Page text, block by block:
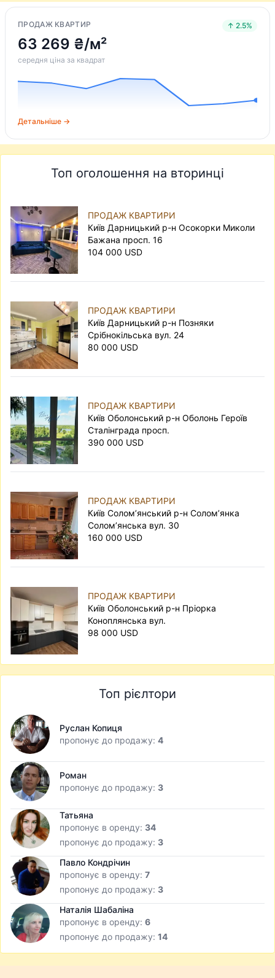
ПРОДАЖ КВАРТИР ↑ 2.5%
63 269 ₴/м²
середня ціна за квадрат
Детальніше →
Топ оголошення на вторинці
ПРОДАЖ КВАРТИРИ
Київ Дарницький р-н Осокорки Миколи
Бажана просп. 16
104 000 USD
ПРОДАЖ КВАРТИРИ
Київ Дарницький р-н Позняки
Срібнокільська вул. 24
80 000 USD
ПРОДАЖ КВАРТИРИ
Київ Оболонський р-н Оболонь Героїв
Сталінграда просп.
390 000 USD
ПРОДАЖ КВАРТИРИ
Київ Солом’янський р-н Солом’янка
Солом’янська вул. 30
160 000 USD
ПРОДАЖ КВАРТИРИ
Київ Оболонський р-н Пріорка
Коноплянська вул.
98 000 USD
Топ рієлтори
Руслан Копиця
пропонує до продажу: 4
Роман
пропонує до продажу: 3
Татьяна
пропонує в оренду: 34
пропонує до продажу: 3
Павло Кондрічин
пропонує в оренду: 7
пропонує до продажу: 3
Наталія Шабаліна
пропонує в оренду: 6
пропонує до продажу: 14